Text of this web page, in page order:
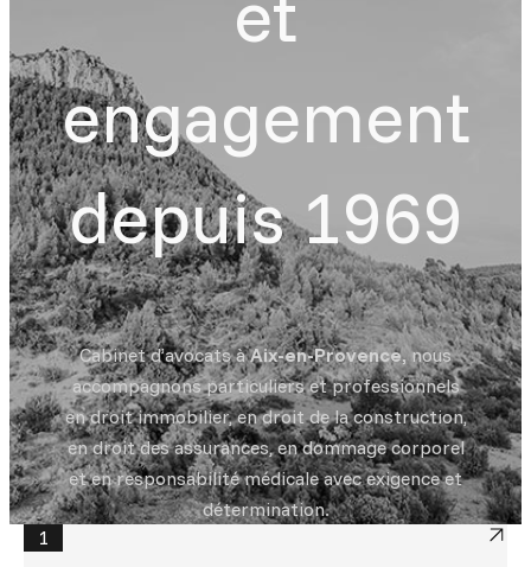
engagement
depuis 1969
Cabinet d’avocats àAix-en-Provence,nous
accompagnons particuliers et professionnels
en droit immobilier, en droit de la construction,
en droit des assurances, en dommage corporel
et en responsabilité médicale avec exigence et
détermination.
1